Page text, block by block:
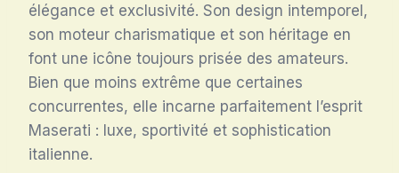
élégance et exclusivité. Son design intemporel,
son moteur charismatique et son héritage en
font une icône toujours prisée des amateurs.
Bien que moins extrême que certaines
concurrentes, elle incarne parfaitement l’esprit
Maserati : luxe, sportivité et sophistication
italienne.